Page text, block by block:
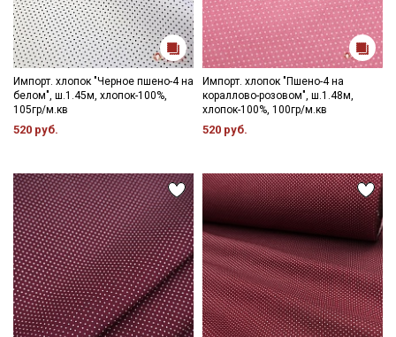
Импорт. хлопок "Черное пшено-4 на
белом", ш.1.45м, хлопок-100%,
105гр/м.кв
520 руб.
Импорт. хлопок "Пшено-4 на
кораллово-розовом", ш.1.48м,
хлопок-100%, 100гр/м.кв
520 руб.